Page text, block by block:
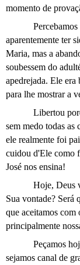
momento de
aparentemente ter
Maria, mas a
soubessem do
apedrejada. Ele
para lhe mostrar a
Libertou
sem medo todas as
ele realmente foi
cuidou d'Ele como
José nos ensina!
Hoje, Deus
Sua vontade? Será
que aceitamos com
principalmente
Peçamos
sejamos canal de